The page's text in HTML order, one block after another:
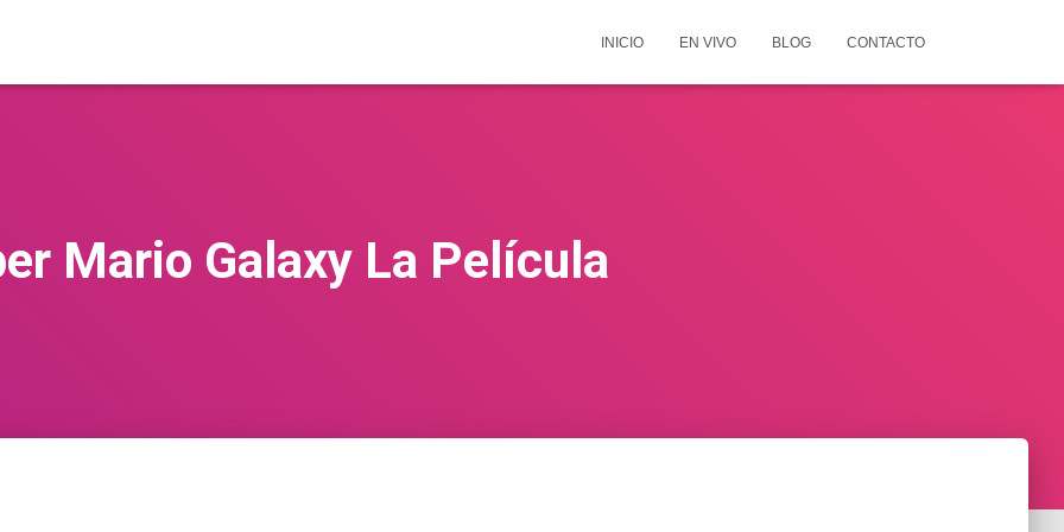
INICIO EN VIVO BLOG CONTACTO
Mario Galaxy La Película